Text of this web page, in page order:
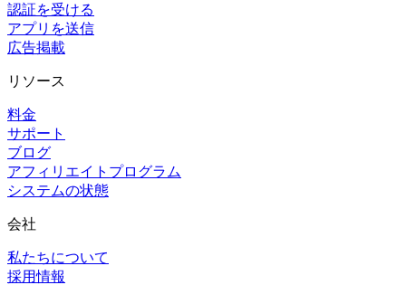
認証を受ける
アプリを送信
広告掲載
リソース
料金
サポート
ブログ
アフィリエイトプログラム
システムの状態
会社
私たちについて
採用情報